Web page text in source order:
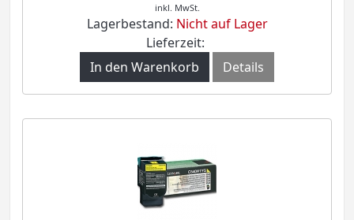
inkl. MwSt.
Lagerbestand: Nicht auf Lager
Lieferzeit:
In den Warenkorb
Details